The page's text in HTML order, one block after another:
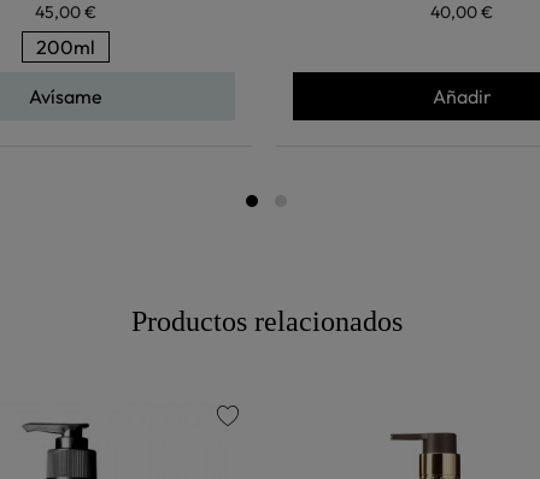
45,00 €
200ml
Avísame
40,00 €
Añadir
Productos relacionados